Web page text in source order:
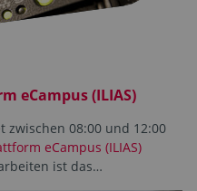
eCampus (ILIAS)
zwischen 08:00 und 12:00
eCampus (ILIAS)
ist das…